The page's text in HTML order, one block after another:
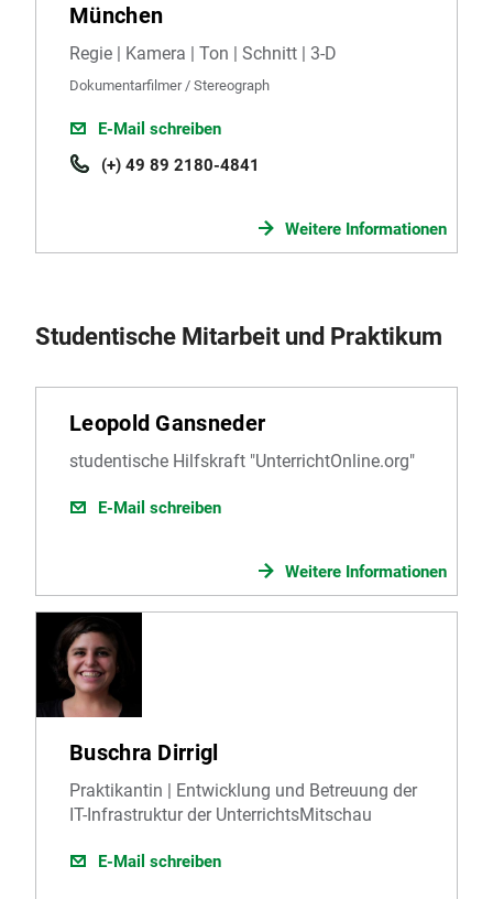
München
Regie | Kamera | Ton | Schnitt | 3-D
Dokumentarfilmer / Stereograph
E-Mail schreiben
(+) 49 89 2180-4841
Weitere Informationen
Studentische Mitarbeit und Praktikum
Leopold Gansneder
studentische Hilfskraft "UnterrichtOnline.org"
E-Mail schreiben
Weitere Informationen
Buschra Dirrigl
Praktikantin | Entwicklung und Betreuung der
IT-Infrastruktur der UnterrichtsMitschau
E-Mail schreiben